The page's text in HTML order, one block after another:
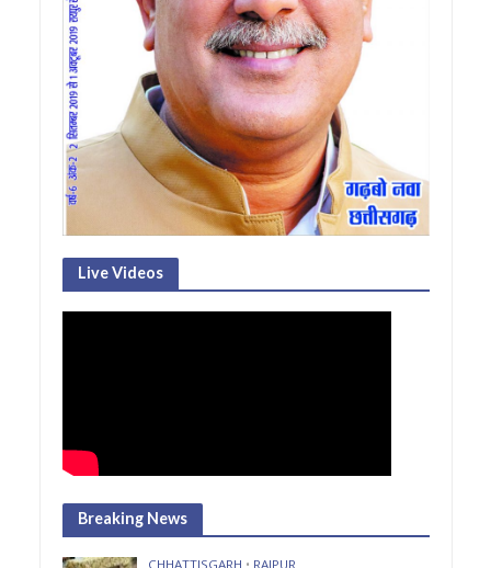
Live Videos
Breaking News
CHHATTISGARH • RAIPUR